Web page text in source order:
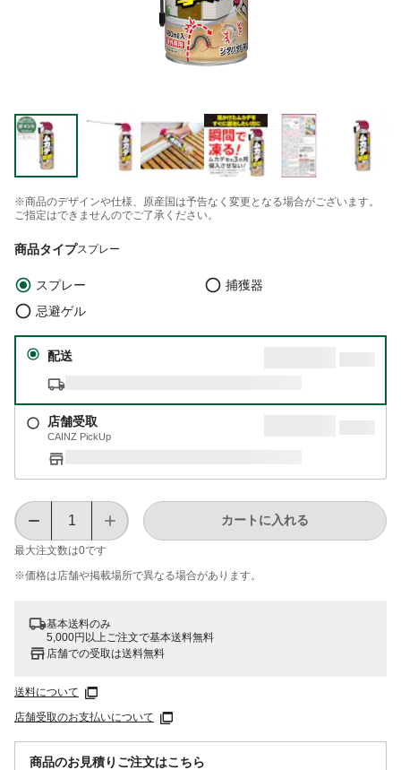
※商品のデザインや仕様、原産国は予告なく変更となる場合がございます。
ご指定はできませんのでご了承ください。
商品タイプスプレー
スプレー
捕獲器
忌避ゲル
配送
店舗受取
CAINZ PickUp
最大注文数は0です
カートに入れる
※価格は​店舗や​掲載場所で​異なる​場合が​あります。
基本送料のみ
5,000円以上ご注文で基本送料無料
店舗での受取は送料無料
送料について
店舗受取のお支払いについて
商品のお見積りご注文はこちら